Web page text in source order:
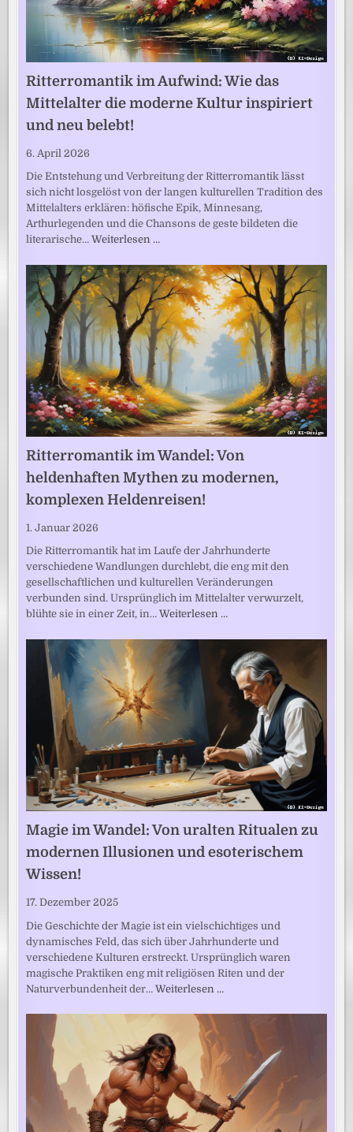
Ritterromantik im Aufwind: Wie das
Mittelalter die moderne Kultur inspiriert
und neu belebt!
6. April 2026
Die Entstehung und Verbreitung der Ritterromantik lässt
sich nicht losgelöst von der langen kulturellen Tradition des
Mittelalters erklären: höfische Epik, Minnesang,
Arthurlegenden und die Chansons de geste bildeten die
literarische…Weiterlesen …
Ritterromantik im Wandel: Von
heldenhaften Mythen zu modernen,
komplexen Heldenreisen!
1. Januar 2026
Die Ritterromantik hat im Laufe der Jahrhunderte
verschiedene Wandlungen durchlebt, die eng mit den
gesellschaftlichen und kulturellen Veränderungen
verbunden sind. Ursprünglich im Mittelalter verwurzelt,
blühte sie in einer Zeit, in…Weiterlesen …
Magie im Wandel: Von uralten Ritualen zu
modernen Illusionen und esoterischem
Wissen!
17. Dezember 2025
Die Geschichte der Magie ist ein vielschichtiges und
dynamisches Feld, das sich über Jahrhunderte und
verschiedene Kulturen erstreckt. Ursprünglich waren
magische Praktiken eng mit religiösen Riten und der
Naturverbundenheit der…Weiterlesen …